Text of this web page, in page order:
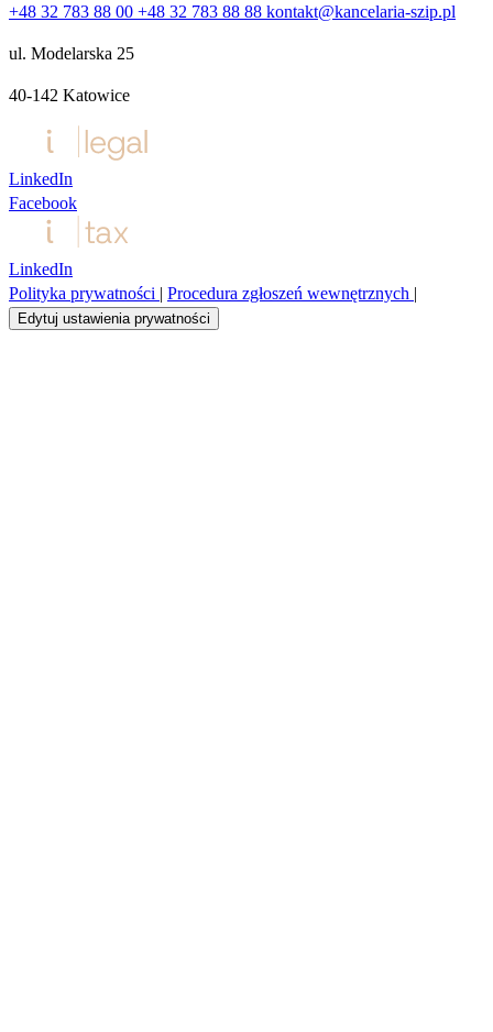
+48 32 783 88 00 +48 32 783 88 88 kontakt@kancelaria-szip.pl
ul. Modelarska 25
40‑142 Katowice
LinkedIn
Facebook
LinkedIn
Polityka prywatności | Procedura zgłoszeń wewnętrznych |
Edytuj ustawienia prywatności